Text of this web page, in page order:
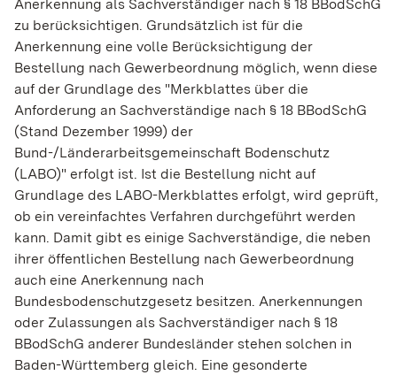
Anerkennung als Sachverständiger nach § 18 BBodSchG
zu berücksichtigen. Grundsätzlich ist für die
Anerkennung eine volle Berücksichtigung der
Bestellung nach Gewerbeordnung möglich, wenn diese
auf der Grundlage des "Merkblattes über die
Anforderung an Sachverständige nach § 18 BBodSchG
(Stand Dezember 1999) der
Bund-/Länderarbeitsgemeinschaft Bodenschutz
(LABO)" erfolgt ist. Ist die Bestellung nicht auf
Grundlage des LABO-Merkblattes erfolgt, wird geprüft,
ob ein vereinfachtes Verfahren durchgeführt werden
kann. Damit gibt es einige Sachverständige, die neben
ihrer öffentlichen Bestellung nach Gewerbeordnung
auch eine Anerkennung nach
Bundesbodenschutzgesetz besitzen. Anerkennungen
oder Zulassungen als Sachverständiger nach § 18
BBodSchG anderer Bundesländer stehen solchen in
Baden-Württemberg gleich. Eine gesonderte